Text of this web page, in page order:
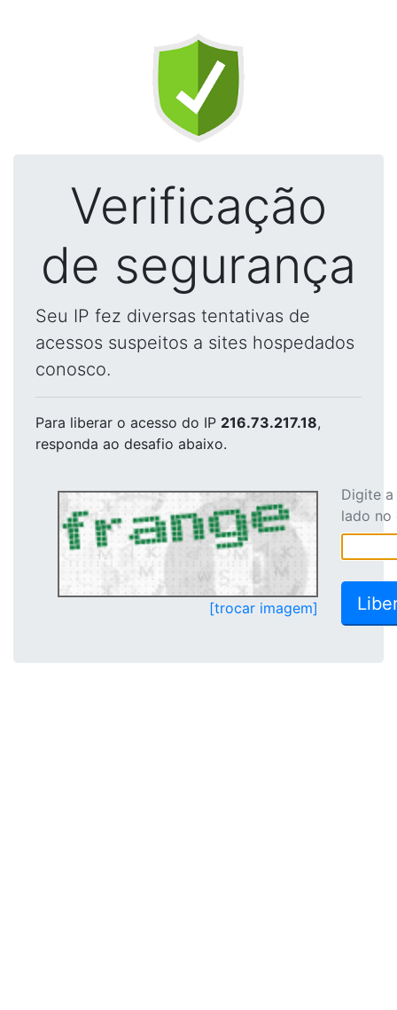
Verificação
de segurança
Seu IP fez diversas tentativas de
acessos suspeitos a sites hospedados
conosco.
Para liberar o acesso do IP 216.73.217.18,
responda ao desafio abaixo.
[trocar imagem]
Digite
lado no